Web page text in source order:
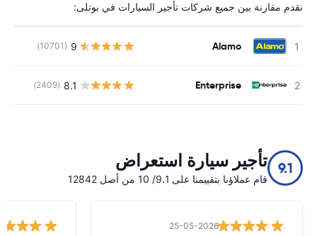
نقدم مقارنة بين جميع شركات تأجير السيارات في بوتلی:
Alamo
9
(10701)
Enterprise
8.1
(2409)
9.1 تأجير سيارة استعراض
قام عملاؤنا بتقييمنا على 9.1/ 10 من أصل 12842
25-05-2026